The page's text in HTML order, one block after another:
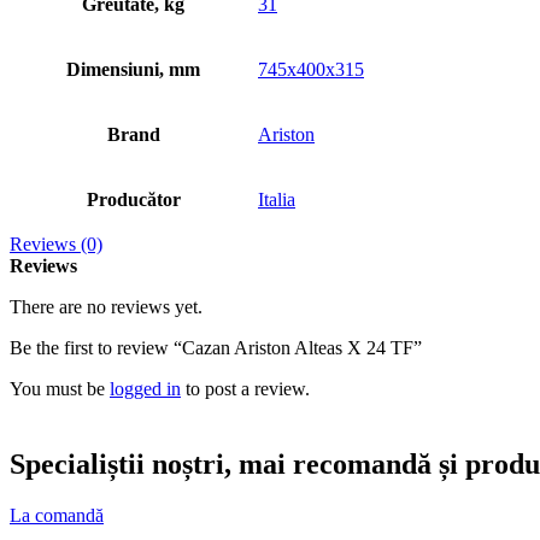
Dimensiuni, mm 745x400x315
Brand Ariston
Producător Italia
Reviews (0)
Reviews
There are no reviews yet.
Be the first to review “Cazan Ariston Alteas X 24 TF”
You must be logged in to post a review.
Specialiștii noștri, mai recomandă și
La comandă